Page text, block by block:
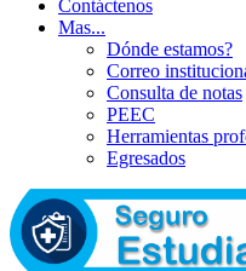
Contáctenos
Mas...
Dónde estamos?
Correo
Consulta de notas
PEEC
Herramientas
Egresados